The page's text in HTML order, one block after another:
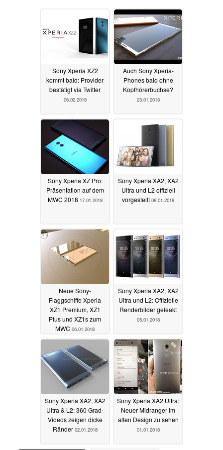
Sony Xperia XZ2
kommt bald: Provider
bestätigt via Twitter
06.02.2018
Auch Sony Xperia-
Phones bald ohne
Kopfhörerbuchse?
23.01.2018
Sony Xperia XZ Pro:
Präsentation auf dem
MWC 2018 17.01.2018
Sony Xperia XA2, XA2
Ultra und L2 offiziell
vorgestellt 08.01.2018
Neue Sony-
Flaggschiffe Xperia
XZ1 Premium, XZ1
Plus und XZ1s zum
MWC 06.01.2018
Sony Xperia XA2, XA2
Ultra und L2: Offizielle
Renderbilder geleakt
05.01.2018
Sony Xperia XA2, XA2
Ultra & L2: 360 Grad-
Videos zeigen dicke
Ränder 02.01.2018
Sony Xperia XA2 Ultra:
Neuer Midranger im
alten Design zu sehen
01.01.2018